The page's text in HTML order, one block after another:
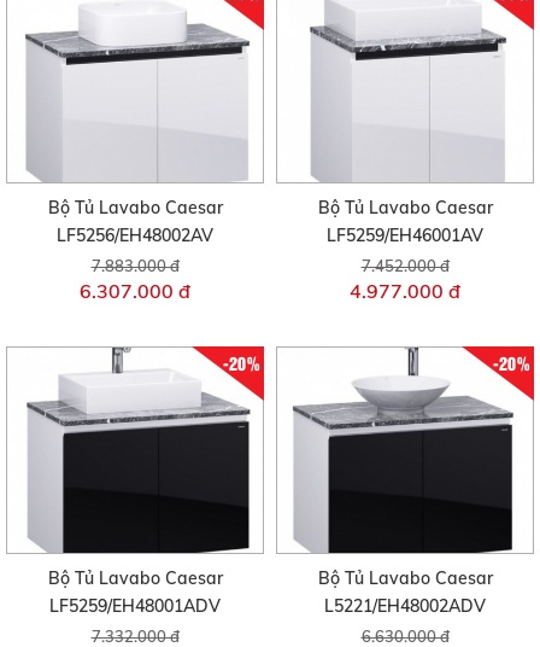
Bộ Tủ Lavabo Caesar
LF5256/EH48002AV
7.883.000 đ
6.307.000 đ
Bộ Tủ Lavabo Caesar
LF5259/EH46001AV
7.452.000 đ
4.977.000 đ
-20%
Bộ Tủ Lavabo Caesar
LF5259/EH48001ADV
7.332.000 đ
-20%
Bộ Tủ Lavabo Caesar
L5221/EH48002ADV
6.630.000 đ